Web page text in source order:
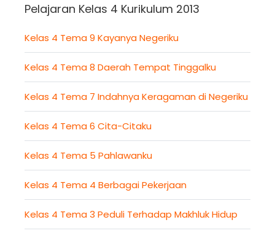
Pelajaran Kelas 4 Kurikulum 2013
Kelas 4 Tema 9 Kayanya Negeriku
Kelas 4 Tema 8 Daerah Tempat Tinggalku
Kelas 4 Tema 7 Indahnya Keragaman di Negeriku
Kelas 4 Tema 6 Cita-Citaku
Kelas 4 Tema 5 Pahlawanku
Kelas 4 Tema 4 Berbagai Pekerjaan
Kelas 4 Tema 3 Peduli Terhadap Makhluk Hidup